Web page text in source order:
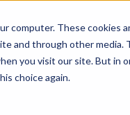
computer. These cookies
and through other media.
you visit our site. But in
choice again.